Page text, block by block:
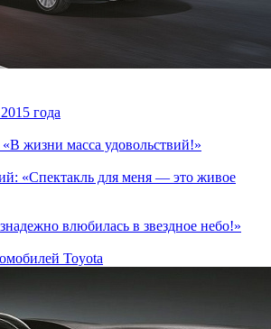
года
жизни масса удовольствий!»
«Спектакль для меня — это живое
влюбилась в звездное небо!»
Toyota